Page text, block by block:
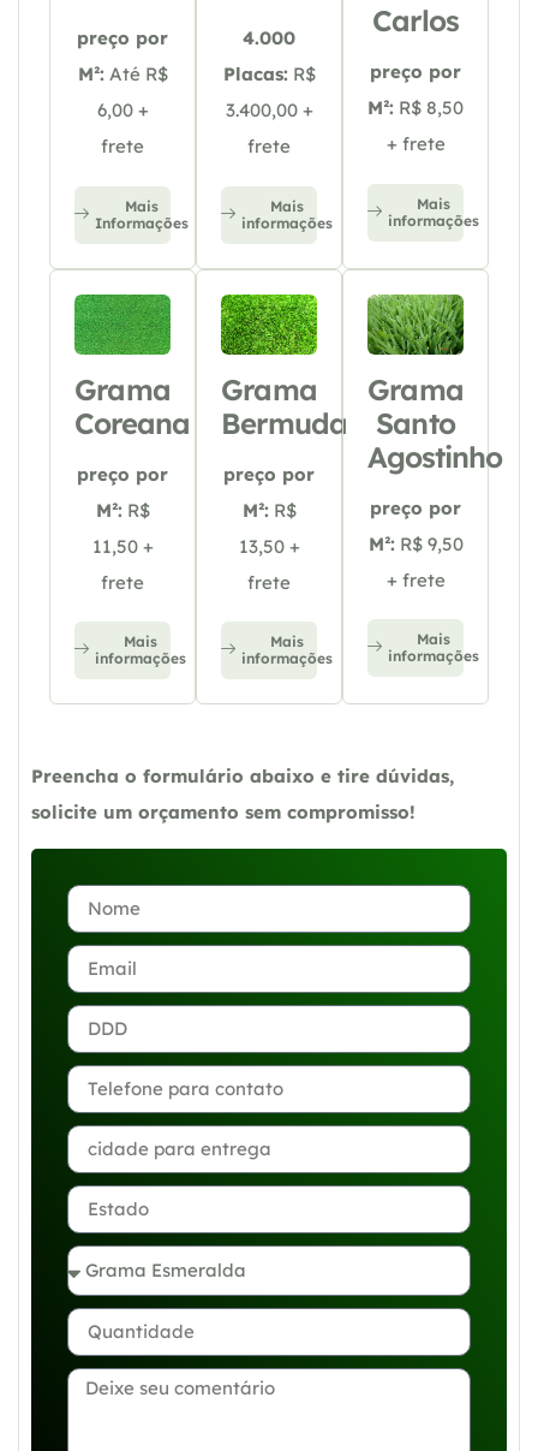
preço por
M²: Até R$
6,00 +
frete
Mais
Informações
4.000
Placas: R$
3.400,00 +
frete
Mais
informações
Carlos
preço por
M²: R$ 8,50
+ frete
Mais
informações
Grama
Coreana
preço por
M²: R$
11,50 +
frete
Mais
informações
Grama
Bermuda
preço por
M²: R$
13,50 +
frete
Mais
informações
Grama
Santo
Agostinho
preço por
M²: R$ 9,50
+ frete
Mais
informações
Preencha o formulário abaixo e tire dúvidas,
solicite um orçamento sem compromisso!